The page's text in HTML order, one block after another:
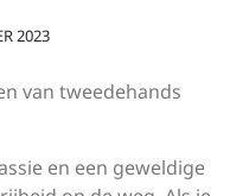
2023
van tweedehands
en een geweldige